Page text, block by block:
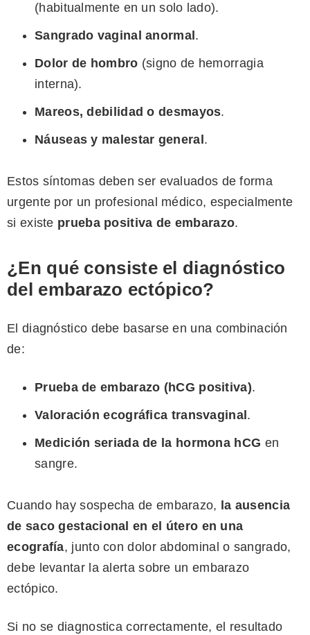
(habitualmente en un solo lado).
Sangrado vaginal anormal .
Dolor de hombro (signo de hemorragia
interna).
Mareos, debilidad o desmayos.
Náuseas y malestar general .
Estos síntomas deben ser evaluados de forma
urgente por un profesional médico, especialmente
si existe prueba positiva de embarazo.
¿En qué consiste el diagnóstico
del embarazo ectópico?
El diagnóstico debe basarse en una combinación
de:
Prueba de embarazo (hCG positiva).
Valoración ecográfica transvaginal .
Medición seriada de la hormona hCG en
sangre.
Cuando hay sospecha de embarazo, la ausencia
de saco gestacional en el útero en una
ecografía, junto con dolor abdominal o sangrado,
debe levantar la alerta sobre un embarazo
ectópico.
Si no se diagnostica correctamente, el resultado